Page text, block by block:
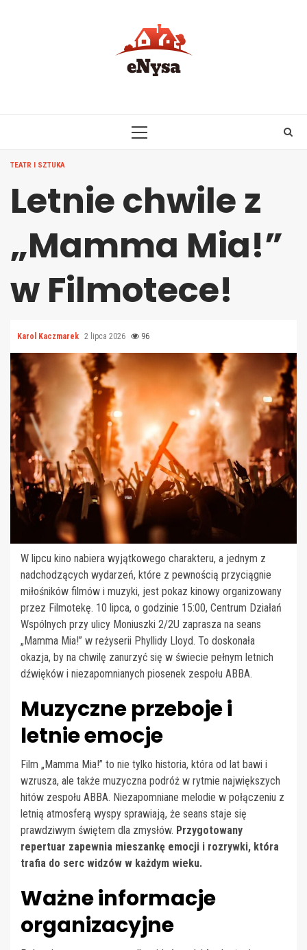
PRIMARY
TEATR I SZTUKA
Letnie chwile z
„Mamma Mia!”
w Filmotece!
Karol Kaczmarek 2 lipca 2026 96
W lipcu kino nabiera wyjątkowego charakteru, a jednym z
nadchodzących wydarzeń, które z pewnością przyciągnie
miłośników filmów i muzyki, jest pokaz kinowy organizowany
przez Filmotekę. 10 lipca, o godzinie 15:00, Centrum Działań
Wspólnych przy ulicy Moniuszki 2/2U zaprasza na seans
„Mamma Mia!” w reżyserii Phyllidy Lloyd. To doskonała
okazja, by na chwilę zanurzyć się w świecie pełnym letnich
dźwięków i niezapomnianych piosenek zespołu ABBA.
Muzyczne przeboje i
letnie emocje
Film „Mamma Mia!” to nie tylko historia, która od lat bawi i
wzrusza, ale także muzyczna podróż w rytmie największych
hitów zespołu ABBA. Niezapomniane melodie w połączeniu z
letnią atmosferą wyspy sprawiają, że seans staje się
prawdziwym świętem dla zmysłów. Przygotowany
repertuar zapewnia mieszankę emocji i rozrywki, która
trafia do serc widzów w każdym wieku.
Ważne informacje
organizacyjne